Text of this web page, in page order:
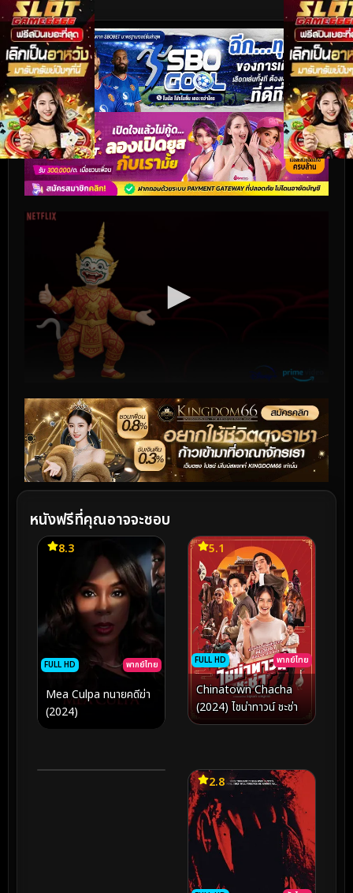
หนังฟรีที่คุณอาจจะชอบ
FULL HD พากย์ไทย
8.3
Mea Culpa ทนายคดีฆ่า
(2024)
FULL HD พากย์ไทย
5.1
Chinatown Chacha
(2024) ไชน่าทาวน์ ชะช่า
FULL HD SOUNDTRACK
2.8